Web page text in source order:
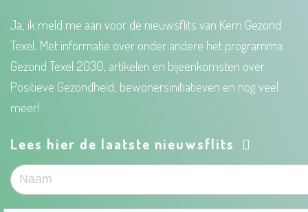
Ja, ik meld me aan voor de nieuwsflits van Kern Gezond
Texel. Met informatie over onder andere het programma
Gezond Texel 2030, artikelen en bijeenkomsten over
Positieve Gezondheid, bewonersinitiatieven en nog veel
meer!
Lees hier de laatste nieuwsflits